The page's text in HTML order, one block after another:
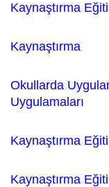
Kaynaştırma
Kaynaştırma
Okullarda
Uygulamaları
Kaynaştırma
Kaynaştırma